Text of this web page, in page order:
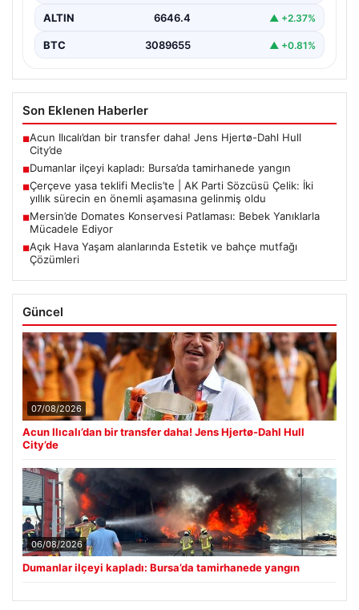
ALTIN 6646.4 ▲ +2.37%
BTC 3089655 ▲ +0.81%
Son Eklenen Haberler
■Acun Ilıcalı’dan bir transfer daha! Jens Hjertø-Dahl Hull
City’de
■Dumanlar ilçeyi kapladı: Bursa’da tamirhanede yangın
■Çerçeve yasa teklifi Meclis’te | AK Parti Sözcüsü Çelik: İki
yıllık sürecin en önemli aşamasına gelinmiş oldu
■Mersin’de Domates Konservesi Patlaması: Bebek Yanıklarla
Mücadele Ediyor
■Açık Hava Yaşam alanlarında Estetik ve bahçe mutfağı
Çözümleri
Güncel
07/08/2026
Acun Ilıcalı’dan bir transfer daha! Jens Hjertø-Dahl Hull
City’de
06/08/2026
Dumanlar ilçeyi kapladı: Bursa’da tamirhanede yangın